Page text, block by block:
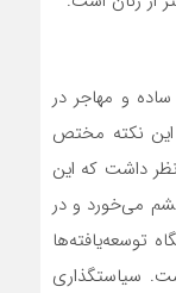
و مهاجر در
این نکته مختص
داشت که این
می‌خورد و در
توسعه‌یافته‌ها
سیاستگذاری